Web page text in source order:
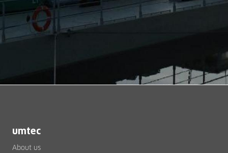
umtec
About us